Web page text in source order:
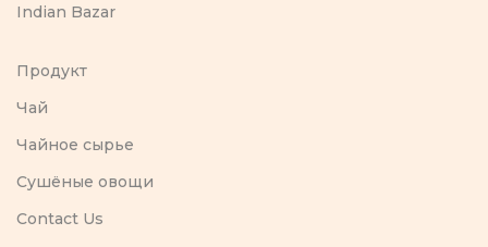
Indian Bazar
Продукт
Чай
Чайное сырье
Сушёные овощи
Contact Us